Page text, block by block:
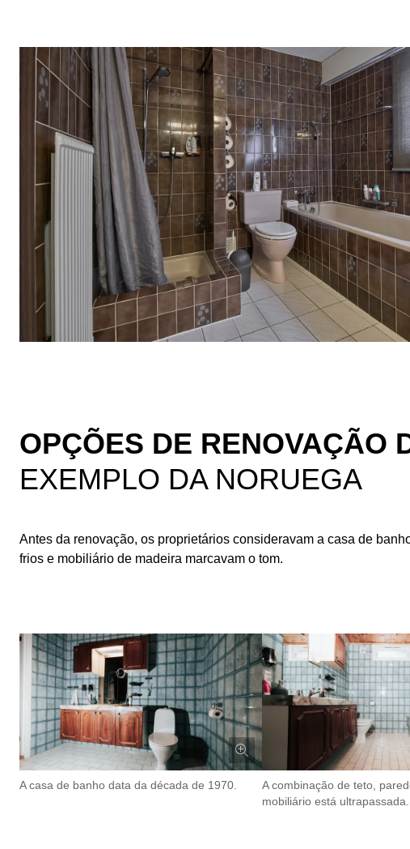
OPÇÕES DE RENOVAÇÃO
EXEMPLO DA NORUEGA
Antes da renovação, os proprietários consideravam a casa de
frios e mobiliário de madeira marcavam o tom.
A casa de banho data da década de 1970.
A combinação de teto,
mobiliário está ultrapassada.